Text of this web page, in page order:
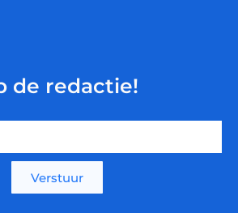
de redactie!
Verstuur